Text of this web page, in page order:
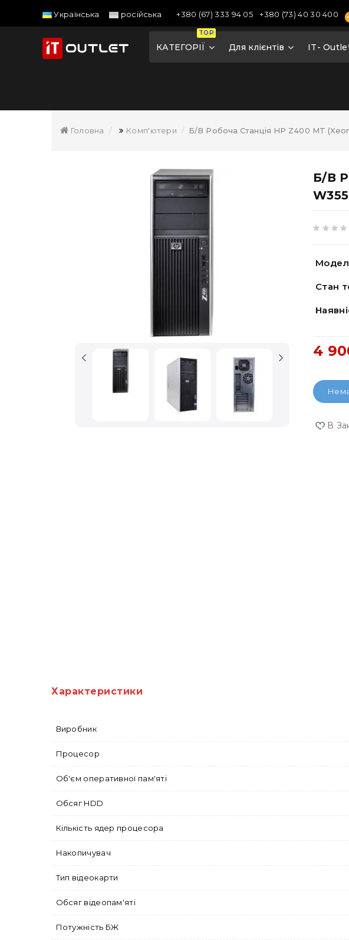
Українська російська +380 (67) 333 94 05 +380 (73) 40 30 400
TOP
КАТЕГОРІЇ Для клієнтів IT-
Головна Комп'ютери Б/В Робоча Станція HP Z400 MT
Б/В
Стан
4
В
Характеристики
Виробник
Процесор
Об'єм оперативної пам'яті
Обсяг HDD
Кількість ядер процесора
Накопичувач
Тип відеокарти
Обсяг відеопам'яті
Потужність БЖ